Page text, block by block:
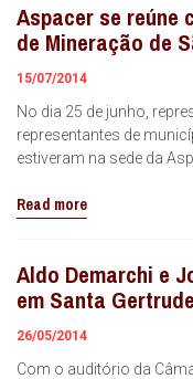
Aspacer se reúne
de Mineração de
15/07/2014
No dia 25 de junho,
representantes de
estiveram na sede da
Read more
Aldo Demarchi e
em Santa
26/05/2014
Com o auditório da